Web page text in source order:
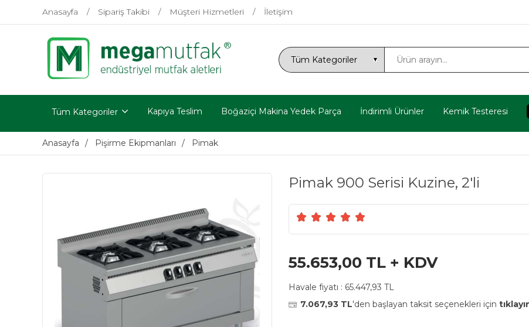
Anasayfa Sipariş Takibi Müşteri Hizmetleri İletişim
Tüm Kategoriler Kapıya Teslim Boğaziçi Makina Yedek Parça İndirimli Ürünler Kemik Testeresi
Anasayfa Pişirme Ekipmanları Pimak
Pimak 900 Serisi Kuzine, 2'li
55.653,00 TL + KDV
Havale fiyatı : 65.447,93 TL
7.067,93 TL'den başlayan taksit seçenekleri için